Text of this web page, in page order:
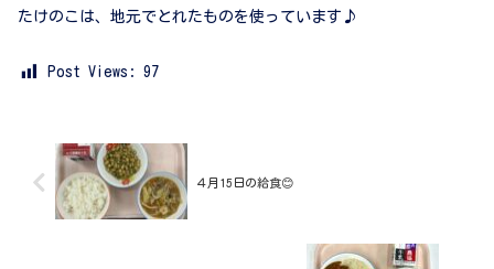
たけのこは、地元でとれたものを使っています♪
Post Views: 97
４月15日の給食😊